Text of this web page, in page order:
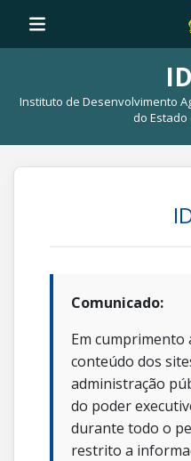
Instituto de Desenvolvimento
do
Comunicado:
Em cumprimento
conteúdo dos
administração
do poder
durante todo o
restrito a